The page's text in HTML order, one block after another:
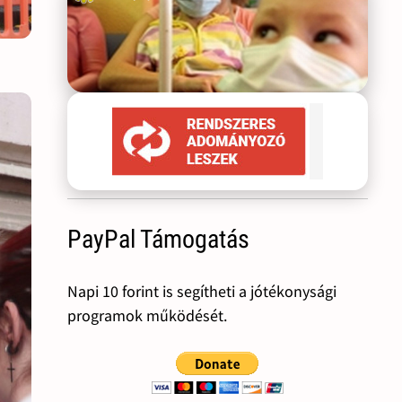
PayPal Támogatás
Napi 10 forint is segítheti a jótékonysági
programok működését.